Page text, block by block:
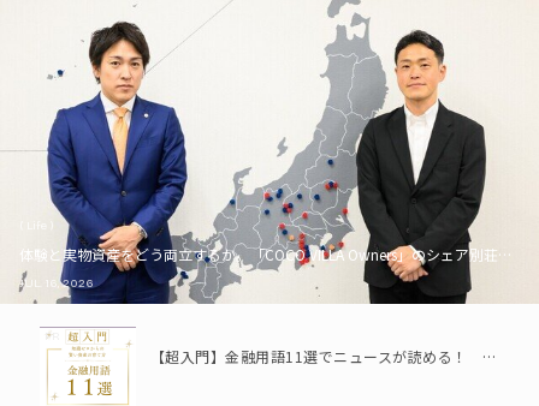
体験と実物資産をどう両立するか。「COCO VILLA Owners」のシェア別荘とい
JUL. 16, 2026
PR
【超入門】金融用語11選でニュースが読める！ 知識ゼロからの賢い資産の育て方